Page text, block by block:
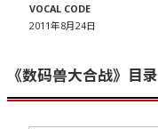
VOCAL CODE
2011年8月24日
《数码兽大合战》目录